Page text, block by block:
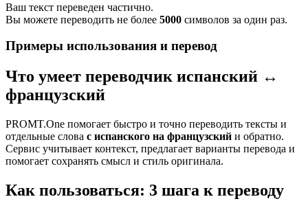
Ваш текст переведен частично.
Вы можете переводить не более 5000 символов за один раз.
Примеры использования и перевод
Что умеет переводчик испанский ↔
французский
PROMT.One помогает быстро и точно переводить тексты и
отдельные слова с испанского на французский и обратно.
Сервис учитывает контекст, предлагает варианты перевода и
помогает сохранять смысл и стиль оригинала.
Как пользоваться: 3 шага к переводу